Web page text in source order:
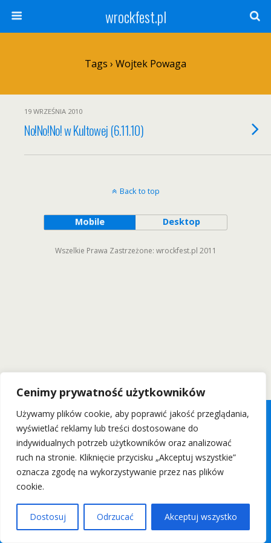
Cenimy prywatność użytkowników
Używamy plików cookie, aby poprawić jakość przeglądania,
wyświetlać reklamy lub treści dostosowane do
indywidualnych potrzeb użytkowników oraz analizować
ruch na stronie. Kliknięcie przycisku „Akceptuj wszystkie”
oznacza zgodę na wykorzystywanie przez nas plików
cookie.
Dostosuj Odrzucać Akceptuj wszystko
wrockfest.pl
Tags › Wojtek Powaga
19 WRZEŚNIA 2010
No!No!No! w Kultowej (6.11.10)
Back to top
Mobile Desktop
Wszelkie Prawa Zastrzeżone: wrockfest.pl 2011